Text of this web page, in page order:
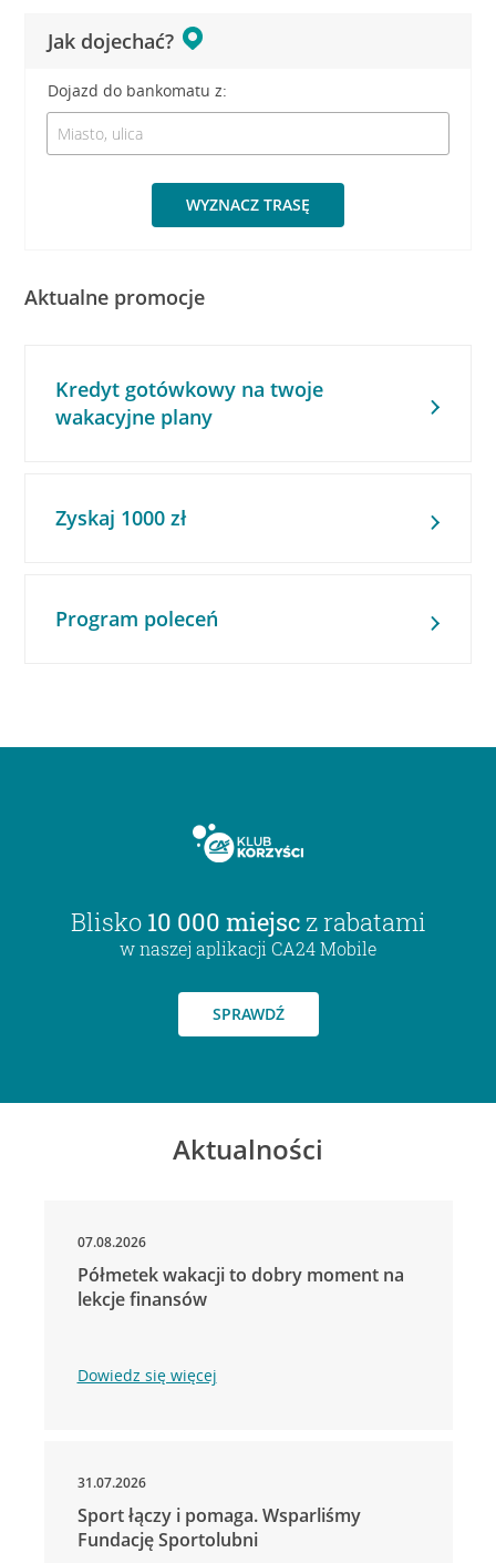
Jak dojechać?
Dojazd do bankomatu z:
WYZNACZ TRASĘ
Aktualne promocje
Kredyt gotówkowy na twoje
wakacyjne plany
Zyskaj 1000 zł
Program poleceń
Blisko 10 000 miejsc z rabatami
w naszej aplikacji CA24 Mobile
SPRAWDŹ
Aktualności
07.08.2026
Półmetek wakacji to dobry moment na
lekcje finansów
Dowiedz się więcej
31.07.2026
Sport łączy i pomaga. Wsparliśmy
Fundację Sportolubni